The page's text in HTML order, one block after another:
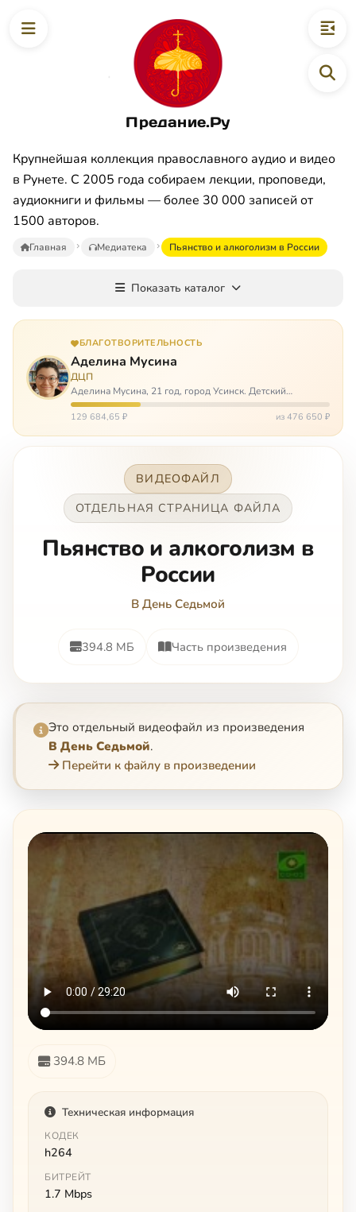
Предание.Ру
Крупнейшая коллекция православного аудио и видео
в Рунете. С 2005 года собираем лекции, проповеди,
аудиокниги и фильмы — более 30 000 записей от
1500 авторов.
Главная Медиатека Пьянство и алкоголизм в России
Показать каталог
БЛАГОТВОРИТЕЛЬНОСТЬ
Аделина Мусина
ДЦП
Аделина Мусина, 21 год, город Усинск. Детский
церебральный паралич, передвигается на ходунках или
коляске. Аделине требуется помощь, чтобы ноги
129 684,65 ₽ из 476 650 ₽
ВИДЕОФАЙЛ
ОТДЕЛЬНАЯ СТРАНИЦА ФАЙЛА
Пьянство и алкоголизм в
России
В День Седьмой
394.8 МБ Часть произведения
Это отдельный видеофайл из произведения
В День Седьмой.
Перейти к файлу в произведении
394.8 МБ
Техническая информация
КОДЕК
h264
БИТРЕЙТ
1.7 Mbps